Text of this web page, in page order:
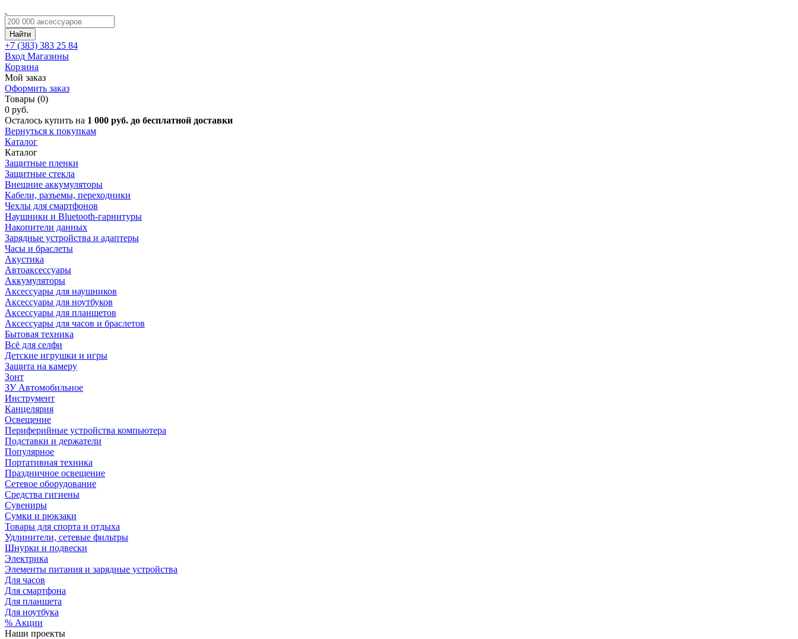
Найти
+7 (383) 383 25 84
Вход Магазины
Корзина
Мой заказ
Оформить заказ
Товары (0)
0 руб.
Осталось купить на 1 000 руб. до бесплатной доставки
Вернуться к покупкам
Каталог
Каталог
Защитные пленки
Защитные стекла
Внешние аккумуляторы
Кабели, разъемы, переходники
Чехлы для смартфонов
Наушники и Bluetooth-гарнитуры
Накопители данных
Зарядные устройства и адаптеры
Часы и браслеты
Акустика
Автоаксессуары
Аккумуляторы
Аксессуары для наушников
Аксессуары для ноутбуков
Аксессуары для планшетов
Аксессуары для часов и браслетов
Бытовая техника
Всё для селфи
Детские игрушки и игры
Защита на камеру
Зонт
ЗУ Автомобильное
Инструмент
Канцелярия
Освещение
Периферийные устройства компьютера
Подставки и держатели
Популярное
Портативная техника
Праздничное освещение
Сетевое оборудование
Средства гигиены
Сувениры
Сумки и рюкзаки
Товары для спорта и отдыха
Удлинители, сетевые фильтры
Шнурки и подвески
Электрика
Элементы питания и зарядные устройства
Для часов
Для смартфона
Для планшета
Для ноутбука
% Акции
Наши проекты